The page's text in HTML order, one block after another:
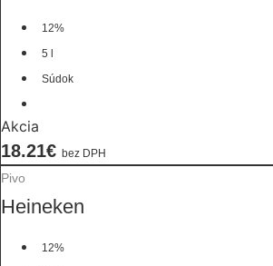
12%
5 l
Súdok
Akcia
18.21€ bez DPH
Pivo
Heineken
12%